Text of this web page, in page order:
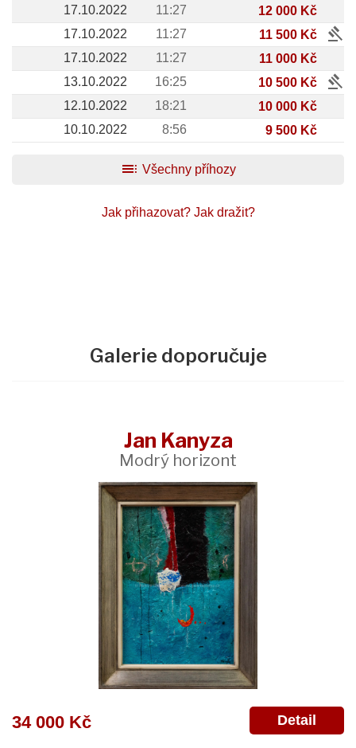
17.10.2022 11:27
12 000 Kč
17.10.2022
11:27 11 500 Kč gavel
17.10.2022 11:27
11 000 Kč
13.10.2022
16:25 10 500 Kč gavel
12.10.2022 18:21
10 000 Kč
10.10.2022
8:56 9 500 Kč
toc Všechny příhozy
Jak přihazovat? Jak dražit?
Galerie doporučuje
Jan Kanyza
Modrý horizont
34 000 Kč Detail